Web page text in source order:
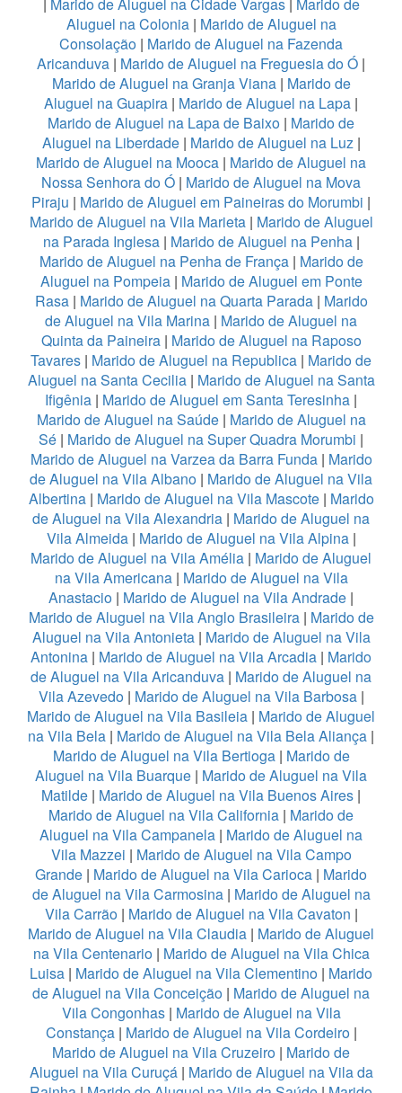
Aluguel na Colonia| Marido de Aluguel na
Consolação | Marido de Aluguel na Fazenda
Aricanduva | Marido de Aluguel na Freguesia do Ó |
Marido de Aluguel na Granja Viana| Marido de
Aluguel na Guapira | Marido de Aluguel na Lapa |
Marido de Aluguel na Lapa de Baixo | Marido de
Aluguel na Liberdade | Marido de Aluguel na Luz|
Marido de Aluguel na Mooca | Marido de Aluguel na
Nossa Senhora do Ó | Marido de Aluguel na Mova
Piraju | Marido de Aluguel em Paineiras do Morumbi |
Marido de Aluguel na Vila Marieta| Marido de Aluguel
na Parada Inglesa | Marido de Aluguel na Penha|
Marido de Aluguel na Penha de França | Marido de
Aluguel na Pompeia| Marido de Aluguel em Ponte
Rasa| Marido de Aluguel na Quarta Parada| Marido
de Aluguel na Vila Marina | Marido de Aluguel na
Quinta da Paineira| Marido de Aluguel na Raposo
Tavares | Marido de Aluguel na Republica | Marido de
Aluguel na Santa Cecilia| Marido de Aluguel na Santa
Ifigênia | Marido de Aluguel em Santa Teresinha |
Marido de Aluguel na Saúde| Marido de Aluguel na
Sé | Marido de Aluguel na Super Quadra Morumbi |
Marido de Aluguel na Varzea da Barra Funda| Marido
de Aluguel na Vila Albano | Marido de Aluguel na Vila
Albertina| Marido de Aluguel na Vila Mascote| Marido
de Aluguel na Vila Alexandria | Marido de Aluguel na
Vila Almeida | Marido de Aluguel na Vila Alpina |
Marido de Aluguel na Vila Amélia | Marido de Aluguel
na Vila Americana| Marido de Aluguel na Vila
Anastacio | Marido de Aluguel na Vila Andrade |
Marido de Aluguel na Vila Anglo Brasileira| Marido de
Aluguel na Vila Antonieta| Marido de Aluguel na Vila
Antonina | Marido de Aluguel na Vila Arcadia | Marido
de Aluguel na Vila Aricanduva | Marido de Aluguel na
Vila Azevedo| Marido de Aluguel na Vila Barbosa|
Marido de Aluguel na Vila Basileia | Marido de Aluguel
na Vila Bela | Marido de Aluguel na Vila Bela Aliança |
Marido de Aluguel na Vila Bertioga| Marido de
Aluguel na Vila Buarque | Marido de Aluguel na Vila
Matilde | Marido de Aluguel na Vila Buenos Aires |
Marido de Aluguel na Vila California | Marido de
Aluguel na Vila Campanela | Marido de Aluguel na
Vila Mazzei | Marido de Aluguel na Vila Campo
Grande | Marido de Aluguel na Vila Carioca | Marido
de Aluguel na Vila Carmosina| Marido de Aluguel na
Vila Carrão| Marido de Aluguel na Vila Cavaton |
Marido de Aluguel na Vila Claudia | Marido de Aluguel
na Vila Centenario| Marido de Aluguel na Vila Chica
Luisa | Marido de Aluguel na Vila Clementino | Marido
de Aluguel na Vila Conceição | Marido de Aluguel na
Vila Congonhas| Marido de Aluguel na Vila
Constança| Marido de Aluguel na Vila Cordeiro|
Marido de Aluguel na Vila Cruzeiro | Marido de
Aluguel na Vila Curuçá | Marido de Aluguel na Vila da